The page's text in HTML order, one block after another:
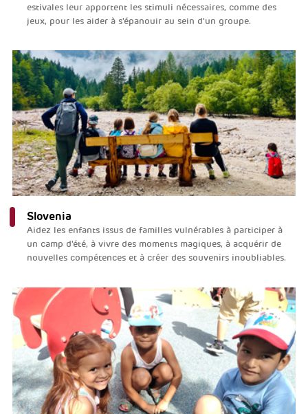
estivales leur apportent les stimuli nécessaires, comme des
jeux, pour les aider à s'épanouir au sein d'un groupe.
Slovenia
Aidez les enfants issus de familles vulnérables à participer à
un camp d'été, à vivre des moments magiques, à acquérir de
nouvelles compétences et à créer des souvenirs inoubliables.